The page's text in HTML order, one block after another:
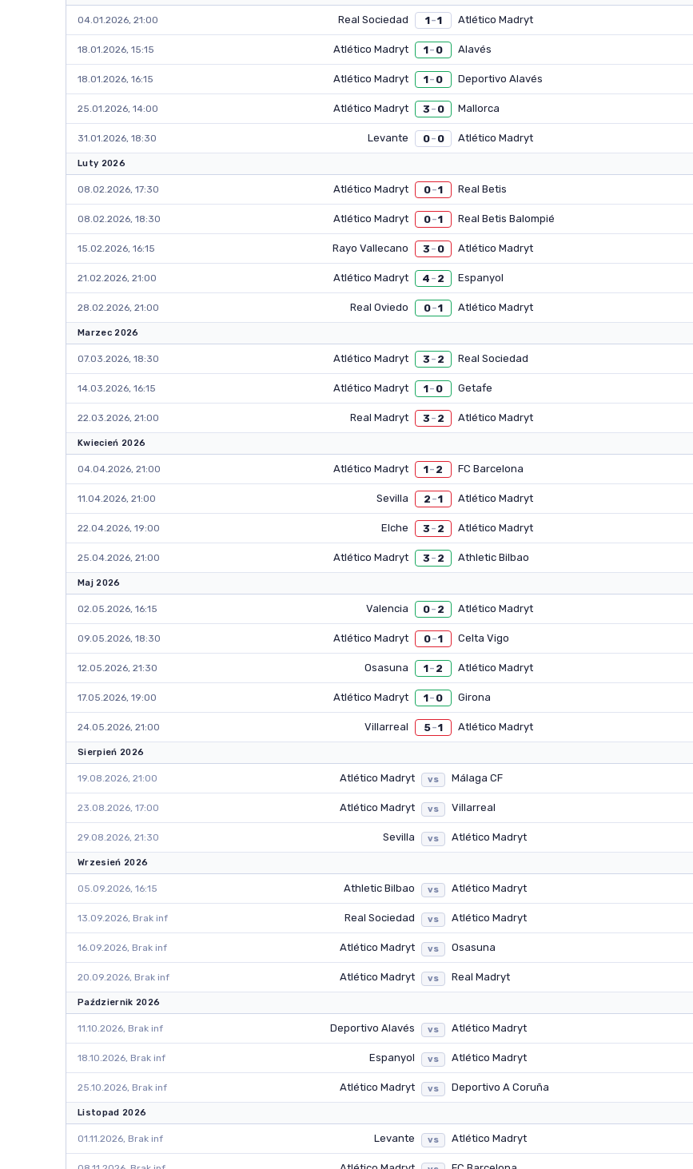
04.01.2026, 21:00 Real Sociedad 1–1 Atlético Madryt
18.01.2026, 15:15 Atlético Madryt 1– 0 Alavés
18.01.2026, 16:15 Atlético Madryt 1– 0 Deportivo Alavés
25.01.2026, 14:00 Atlético Madryt 3 – 0 Mallorca
31.01.2026, 18:30 Levante 0– 0 Atlético Madryt
Luty 2026
08.02.2026, 17:30 Atlético Madryt 0–1 Real Betis
08.02.2026, 18:30 Atlético Madryt 0–1 Real Betis Balompié
15.02.2026, 16:15 Rayo Vallecano 3 – 0 Atlético Madryt
21.02.2026, 21:00 Atlético Madryt 4 – 2 Espanyol
28.02.2026, 21:00 Real Oviedo 0–1 Atlético Madryt
Marzec 2026
07.03.2026, 18:30 Atlético Madryt 3 – 2 Real Sociedad
14.03.2026, 16:15 Atlético Madryt 1– 0 Getafe
22.03.2026, 21:00 Real Madryt 3 – 2 Atlético Madryt
Kwiecień 2026
04.04.2026, 21:00 Atlético Madryt 1– 2 FC Barcelona
11.04.2026, 21:00 Sevilla 2 –1 Atlético Madryt
22.04.2026, 19:00 Elche 3 – 2 Atlético Madryt
25.04.2026, 21:00 Atlético Madryt 3 – 2 Athletic Bilbao
Maj 2026
02.05.2026, 16:15 Valencia 0– 2 Atlético Madryt
09.05.2026, 18:30 Atlético Madryt 0–1 Celta Vigo
12.05.2026, 21:30 Osasuna 1– 2 Atlético Madryt
17.05.2026, 19:00 Atlético Madryt 1– 0 Girona
24.05.2026, 21:00 Villarreal 5–1 Atlético Madryt
Sierpień 2026
19.08.2026, 21:00 Atlético Madryt vs Málaga CF
23.08.2026, 17:00 Atlético Madryt vs Villarreal
29.08.2026, 21:30 Sevilla vs Atlético Madryt
Wrzesień 2026
05.09.2026, 16:15 Athletic Bilbao vs Atlético Madryt
13.09.2026, Brak inf Real Sociedad vs Atlético Madryt
16.09.2026, Brak inf Atlético Madryt vs Osasuna
20.09.2026, Brak inf Atlético Madryt vs Real Madryt
Październik 2026
11.10.2026, Brak inf Deportivo Alavés vs Atlético Madryt
18.10.2026, Brak inf Espanyol vs Atlético Madryt
25.10.2026, Brak inf Atlético Madryt vs Deportivo A Coruña
Listopad 2026
01.11.2026, Brak inf Levante vs Atlético Madryt